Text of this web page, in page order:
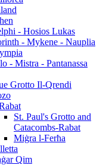
- Hosios Lukas
- Mykene - Nauplia
- Mistra - Pantanassa
Grotto Il-Qrendi
St. Paul's Grotto and
Catacombs-Rabat
Miġra l-Ferħa
Qim